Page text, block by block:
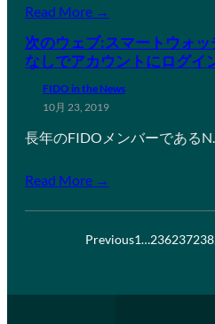
Read More →
次のウェブ:スマートウォ
なしでアカウントにログイ
FIDO in the News
10月 23, 2019
長年のFIDOメンバーであるN…
Read More →
Previous1…236237238